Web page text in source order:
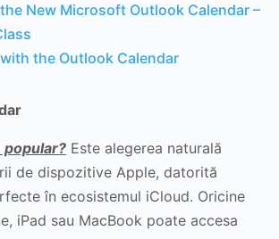
New Microsoft Outlook Calendar –
the Outlook Calendar
popular? Este alegerea naturală
de dispozitive Apple, datorită
în ecosistemul iCloud. Oricine
iPad sau MacBook poate accesa